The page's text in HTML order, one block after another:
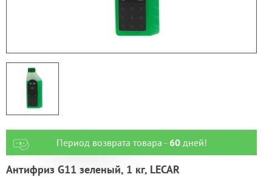
Период возврата товара - 60дней!
Антифриз G11 зеленый, 1 кг, LECAR